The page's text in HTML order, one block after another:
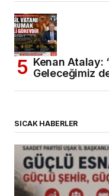
Kenan Atalay:
Geleceğimiz
SICAK HABERLER